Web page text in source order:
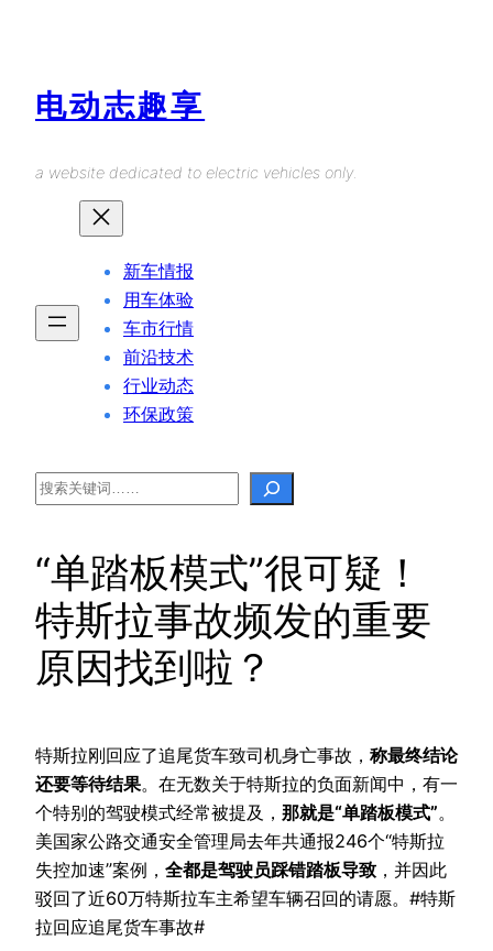
电动志趣享
a website dedicated to electric vehicles only.
新车情报
用车体验
车市行情
前沿技术
行业动态
环保政策
Search
“单踏板模式”很可疑！
特斯拉事故频发的重要
原因找到啦？
特斯拉刚回应了追尾货车致司机身亡事故， 称最终结论
还要等待结果。在无数关于特斯拉的负面新闻中，有一
个特别的驾驶模式经常被提及， 那就是“单踏板模式”。
美国家公路交通安全管理局去年共通报246个“特斯拉
失控加速”案例， 全都是驾驶员踩错踏板导致 ，并因此
驳回了近60万特斯拉车主希望车辆召回的请愿。 #特斯
拉回应追尾货车事故#